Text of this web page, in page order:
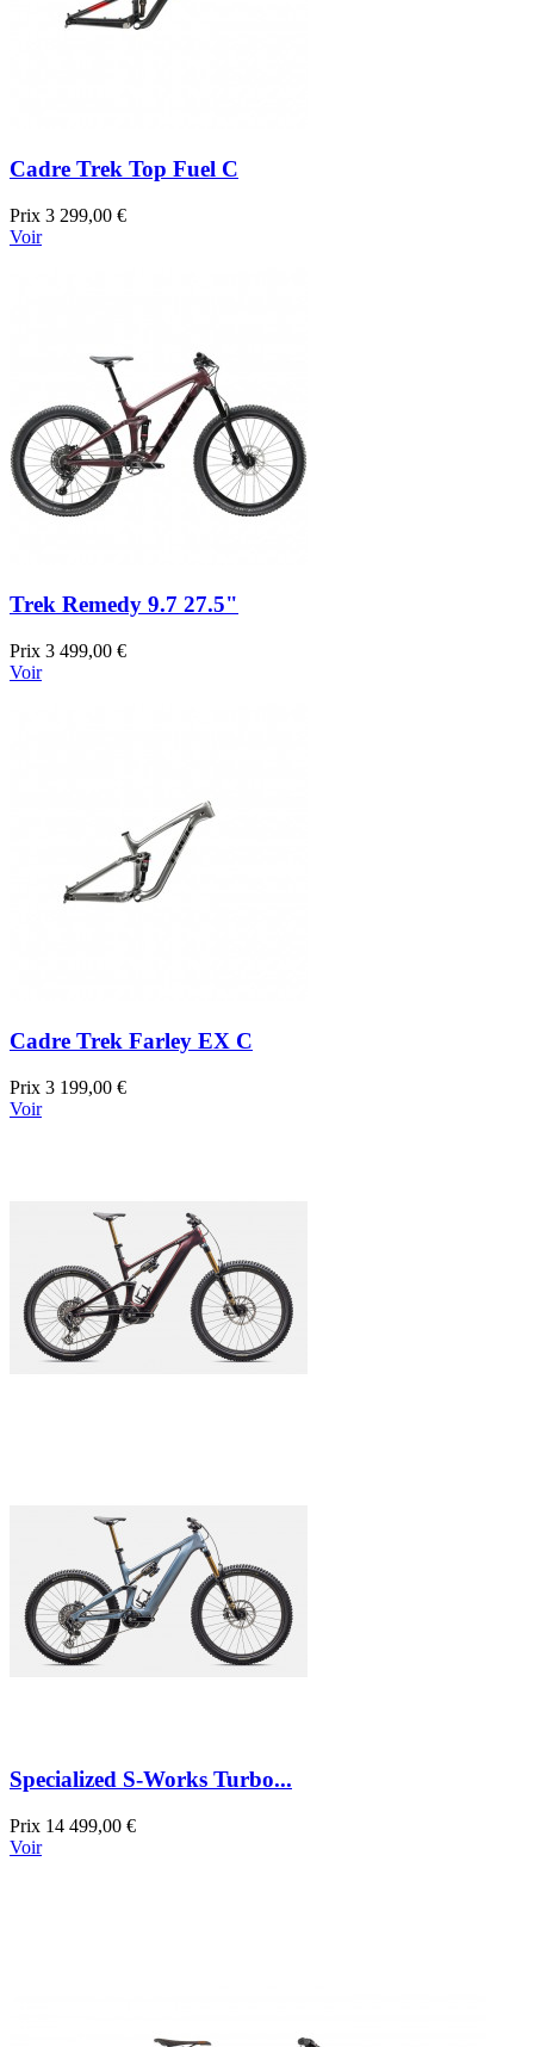
Cadre Trek Top Fuel C
Prix 3 299,00 €
Voir
Trek Remedy 9.7 27.5"
Prix 3 499,00 €
Voir
Cadre Trek Farley EX C
Prix 3 199,00 €
Voir
Specialized S-Works Turbo...
Prix 14 499,00 €
Voir